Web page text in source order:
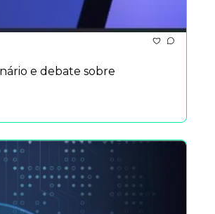
e debate sobre